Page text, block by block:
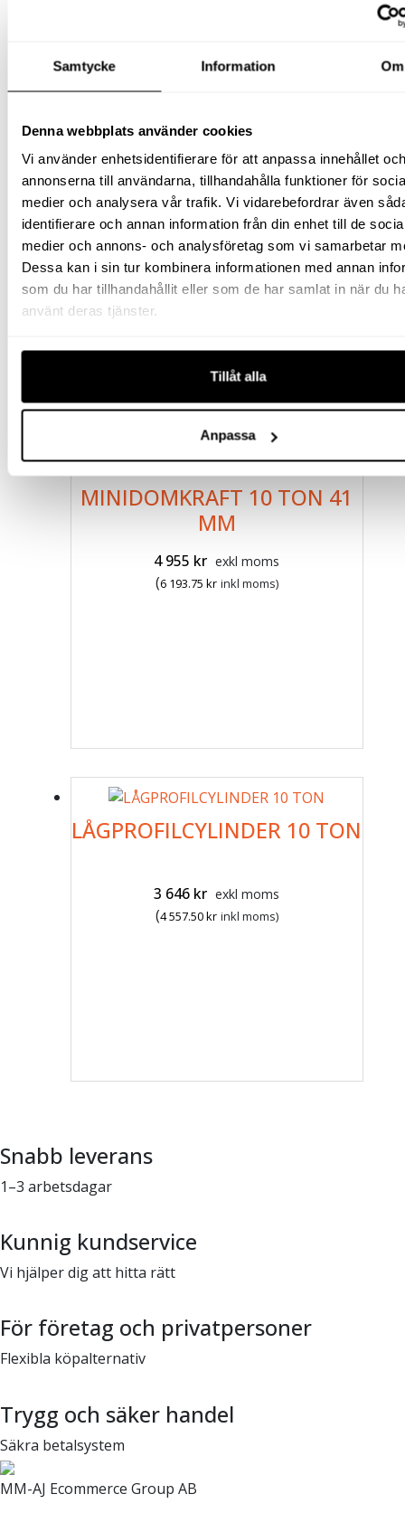
Samtycke Information Om
Denna webbplats använder cookies
Vi använder enhetsidentifierare för att anpassa innehållet och
annonserna till användarna, tillhandahålla funktioner för
medier och analysera vår trafik. Vi vidarebefordrar även
identifierare och annan information från din enhet till de
medier och annons- och analysföretag som vi samarbetar
Dessa kan i sin tur kombinera informationen med annan
som du har tillhandahållit eller som de har samlat in när du
använt deras tjänster.
Tillåt alla
Anpassa
HÅLCYLINDER
ENKELVERKANDE 30 TON
SLAG 155 MM
16 632kr exkl moms
(20 790kr inkl moms)
MINIDOMKRAFT 10 TON 41
MM
4 955 kr exkl moms
(6 193.75 kr inkl moms)
LÅGPROFILCYLINDER 10 TON
3 646 kr exkl moms
(4 557.50kr inkl moms)
Snabb leverans
1–3 arbetsdagar
Kunnig kundservice
Vi hjälper dig att hitta rätt
För företag och privatpersoner
Flexibla köpalternativ
Trygg och säker handel
Säkra betalsystem
MM-AJ Ecommerce Group AB